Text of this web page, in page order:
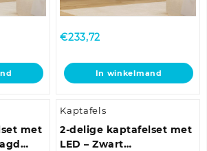
€233,72
In winkelmand
met
Kaptafels
2-delige kaptafelset met
LED – Zwart